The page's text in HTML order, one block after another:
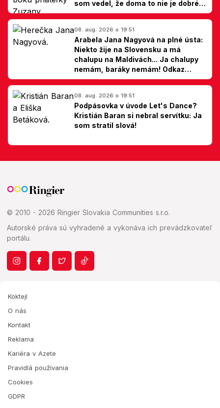
som vedel, že doma to nie je dobré,
hovorí Milan Ondrík
08. aug. 2026 o 19:51
Arabela Jana Nagyová na plné ústa:
Niekto žije na Slovensku a má
chalupu na Maldivách... Ja chalupy
nemám, baráky nemám! Odkaz
Slovákom
08. aug. 2026 o 19:51
Podpásovka v úvode Let's Dance?
Kristián Baran si nebral servítku: Ja
som stratil slová!
© 2010 - 2026 Ringier Slovakia Communities s.r.o.
Autorské práva sú vyhradené a vykonáva ich prevádzkovateľ
portálu.
Koktejl
O nás
Kontakt
Reklama
Kariéra v Azete
Pravidlá používania
Cookies
GDPR